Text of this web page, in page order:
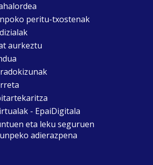
peritu-txostenak
aurkeztu
- EpaiDigitala
eta leku seguruen
adierazpena